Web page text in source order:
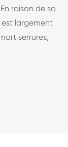
raison de sa
largement
serrures,